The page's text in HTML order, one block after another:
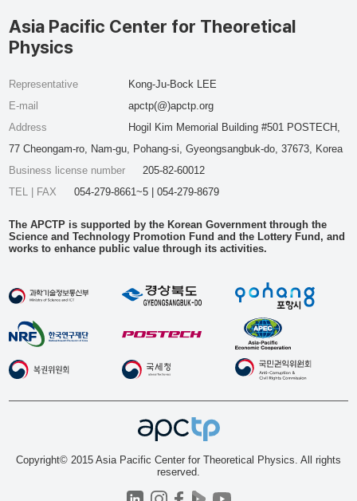
Asia Pacific Center for Theoretical
Physics
Representative
Kong-Ju-Bock LEE
E-mail
apctp(@)apctp.org
Address
Hogil Kim Memorial Building #501 POSTECH,
77 Cheongam-ro, Nam-gu, Pohang-si, Gyeongsangbuk-do, 37673, Korea
Business license number
205-82-60012
TEL | FAX
054-279-8661~5 | 054-279-8679
The APCTP is supported by the Korean Government through the
Science and Technology Promotion Fund and the Lottery Fund, and
works to enhance public value through its activities.
Copyright© 2015 Asia Pacific Center for Theoretical Physics. All rights
reserved.